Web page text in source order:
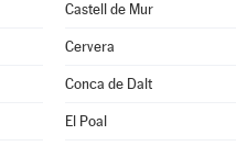
Castell de Mur
Cervera
Conca de Dalt
El Poal